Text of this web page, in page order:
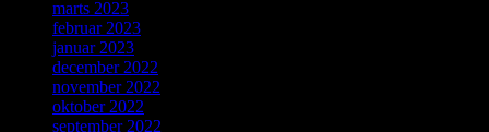
marts 2023
februar 2023
januar 2023
december 2022
november 2022
oktober 2022
september 2022